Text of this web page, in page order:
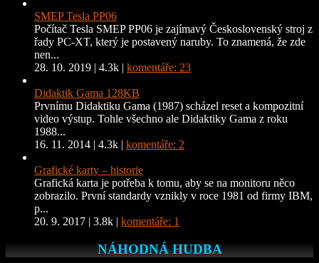
SMEP Tesla PP06
Počítač Tesla SMEP PP06 je zajímavý Československý stroj z
řady PC-XT, který je postavený naruby. To znamená, že zde
nen...
28. 10. 2019 | 4.3k | komentáře: 23
Didaktik Gama 128KB
Prvnímu Didaktiku Gama (1987) scházel reset a kompozitní
video výstup. Tohle všechno ale Didaktiky Gama z roku
1988...
16. 11. 2014 | 4.3k | komentáře: 2
Grafické karty – historie
Grafická karta je potřeba k tomu, aby se na monitoru něco
zobrazilo. První standardy vznikly v roce 1981 od firmy IBM,
p...
20. 9. 2017 | 3.8k | komentáře: 1
NÁHODNÁ HUDBA